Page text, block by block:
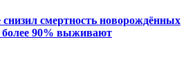
снизил смертность новорождённых
более 90% выживают